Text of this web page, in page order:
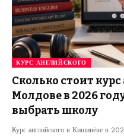
КУРС АНГЛИЙСКОГО
Сколько стоит
Молдове в 2026
выбрать школу
Курс английского в Кишинёве в